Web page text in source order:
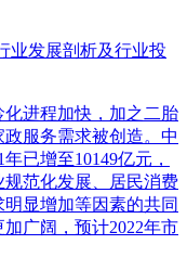
业发展剖析及行业投
进程加快，加之二胎
服务需求被创造。中
已增至10149亿元，
范化发展、居民消费
显增加等因素的共同
广阔，预计2022年市